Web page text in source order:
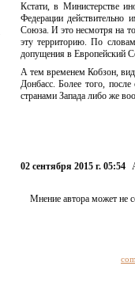
Кстати, в Министерстве
Федерации действительно
Союза. И это несмотря на
эту территорию. По
допущения в Европейский
А тем временем Кобзон,
Донбасс. Более того,
странами Запада либо же
02 сентября 2015 г. 05:54
Мнение автора может не